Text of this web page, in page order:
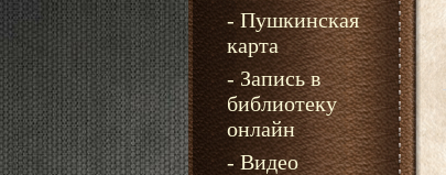
- Пушкинская
карта
- Запись в
библиотеку
онлайн
- Видео